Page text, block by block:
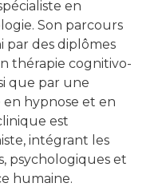
en
Son parcours
par des diplômes
thérapie cognitivo-
que par une
hypnose et en
est
intégrant les
psychologiques et
humaine.